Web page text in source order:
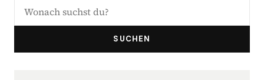
SUCHEN